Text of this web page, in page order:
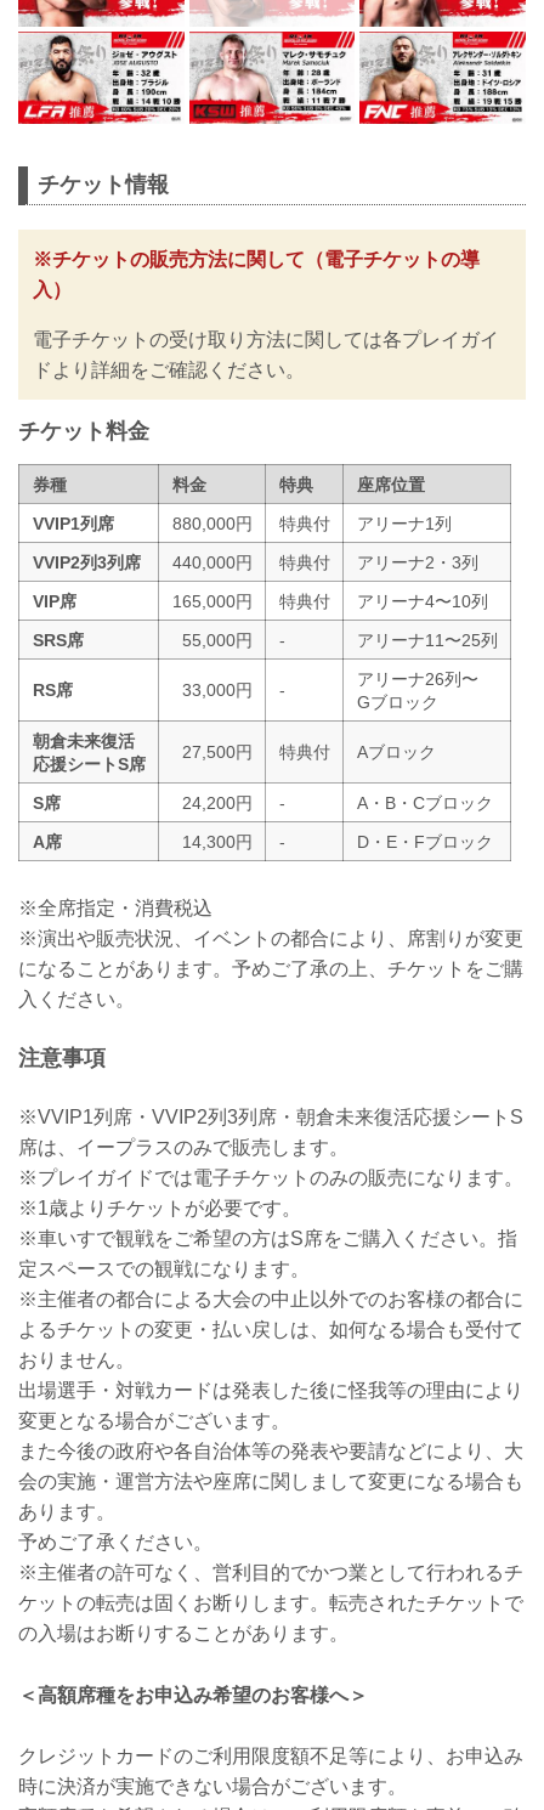
チケット情報
※チケットの販売方法に関して（電子チケットの導
入）
電子チケットの受け取り方法に関しては各プレイガイ
ドより詳細をご確認ください。
チケット料金
券種 料金 特典
座席位置
VVIP1列席
880,000円 特典付
アリーナ1列
VVIP2列3列席
440,000円 特典付
アリーナ2・3列
VIP席
165,000円 特典付
アリーナ4〜10列
SRS席
55,000円 - アリーナ11〜25列
RS席 33,000円 -
アリーナ26列〜
Gブロック
朝倉未来復活
応援シートS席
27,500円 特典付 Aブロック
S席 24,200円 -
A・B・Cブロック
A席
14,300円 - D・E・Fブロック
※全席指定・消費税込
※演出や販売状況、イベントの都合により、席割りが変更
になることがあります。予めご了承の上、チケットをご購
入ください。
注意事項
※VVIP1列席・VVIP2列3列席・朝倉未来復活応援シートS
席は、イープラスのみで販売します。
※プレイガイドでは電子チケットのみの販売になります。
※1歳よりチケットが必要です。
※車いすで観戦をご希望の方はS席をご購入ください。指
定スペースでの観戦になります。
※主催者の都合による大会の中止以外でのお客様の都合に
よるチケットの変更・払い戻しは、如何なる場合も受付て
おりません。
出場選手・対戦カードは発表した後に怪我等の理由により
変更となる場合がございます。
また今後の政府や各自治体等の発表や要請などにより、大
会の実施・運営方法や座席に関しまして変更になる場合も
あります。
予めご了承ください。
※主催者の許可なく、営利目的でかつ業として行われるチ
ケットの転売は固くお断りします。転売されたチケットで
の入場はお断りすることがあります。
＜高額席種をお申込み希望のお客様へ＞
クレジットカードのご利用限度額不足等により、お申込み
時に決済が実施できない場合がございます。